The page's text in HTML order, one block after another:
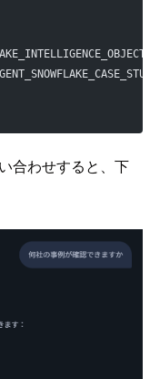
合わせすると、下